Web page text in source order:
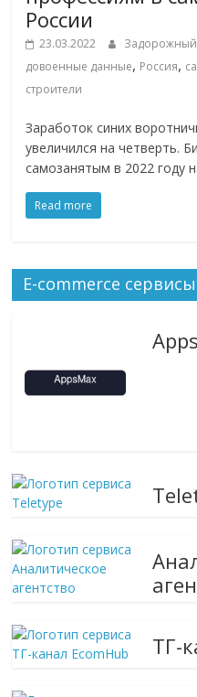
России
23.03.2022 Задорожный
довоенные данные, Россия,
строители
Заработок синих
увеличился на четверть.
самозанятым в 2022 году
Read more
E-commerce сервисы
ТГ-